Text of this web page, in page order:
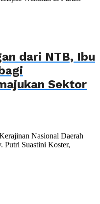
dari NTB, Ibu
Sektor
Nasional Daerah
Putri Suastini Koster,